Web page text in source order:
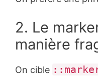
2. Le
manière
On cible